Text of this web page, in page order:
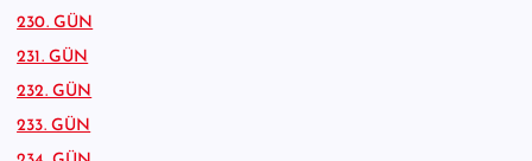
230. GÜN
231. GÜN
232. GÜN
233. GÜN